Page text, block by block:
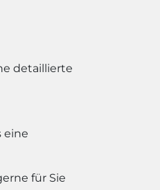
detaillierte
eine
für Sie